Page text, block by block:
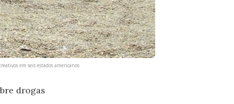
em seis estados americanos
drogas